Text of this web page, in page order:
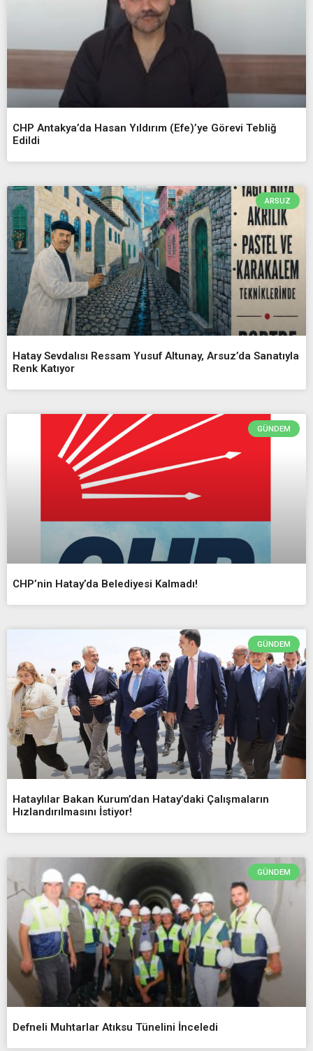
CHP Antakya’da Hasan Yıldırım (Efe)’ye Görevi Tebliğ
Edildi
ARSUZ
Hatay Sevdalısı Ressam Yusuf Altunay, Arsuz’da Sanatıyla
Renk Katıyor
GÜNDEM
CHP’nin Hatay’da Belediyesi Kalmadı!
GÜNDEM
Hataylılar Bakan Kurum’dan Hatay’daki Çalışmaların
Hızlandırılmasını İstiyor!
GÜNDEM
Defneli Muhtarlar Atıksu Tünelini İnceledi